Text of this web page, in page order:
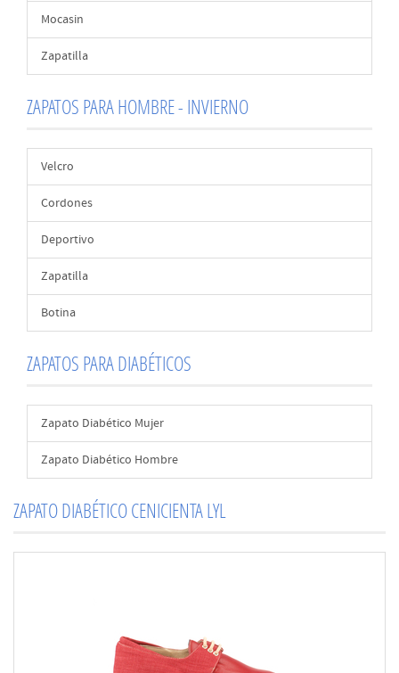
Mocasin
Zapatilla
ZAPATOS PARA HOMBRE - INVIERNO
Velcro
Cordones
Deportivo
Zapatilla
Botina
ZAPATOS PARA DIABÉTICOS
Zapato Diabético Mujer
Zapato Diabético Hombre
ZAPATO DIABÉTICO CENICIENTA LYL